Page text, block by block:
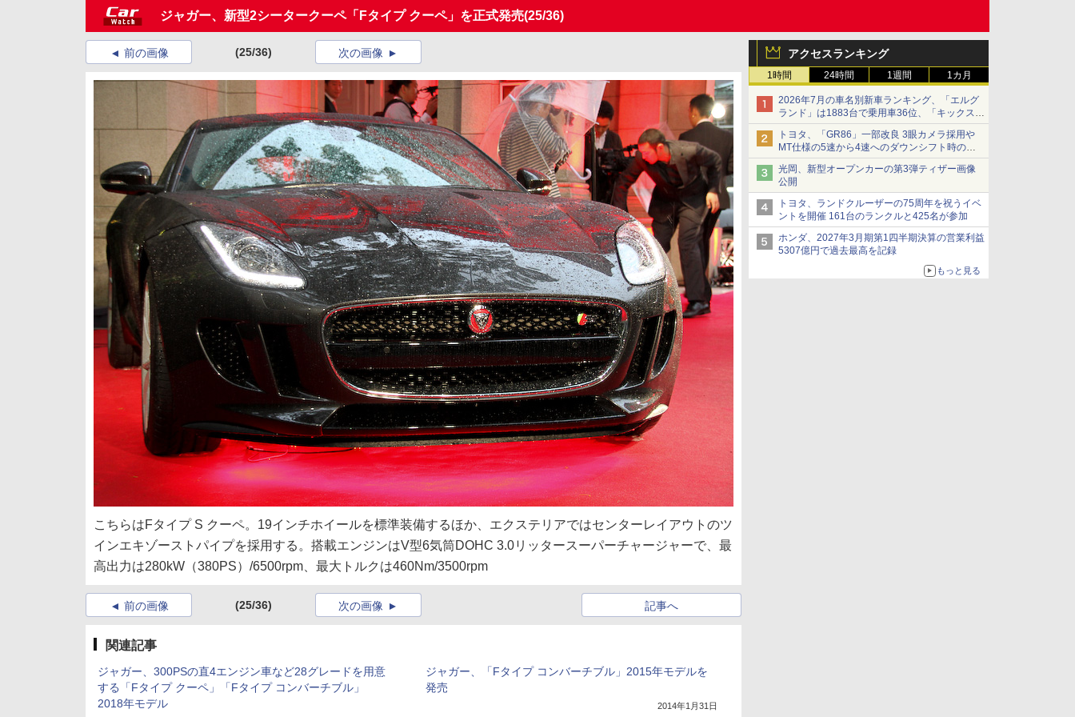
ジャガー、新型2シータークーペ「Fタイプ クーペ」を正式発売(25/36)
アクセスランキング
1時間 24時間 1週間 1カ月
2026年7月の車名別新車ランキング、「エルグ
ランド」は1883台で乗用車36位、「キックス」
は2591台で27位に
トヨタ、「GR86」一部改良 3眼カメラ採用や
MT仕様の5速から4速へのダウンシフト時の操
作性向上など
光岡、新型オープンカーの第3弾ティザー画像
公開
トヨタ、ランドクルーザーの75周年を祝うイベ
ントを開催 161台のランクルと425名が参加
ホンダ、2027年3月期第1四半期決算の営業利益
5307億円で過去最高を記録
もっと見る
前の画像 (25/36) 次の画像
こちらはFタイプ S クーペ。19インチホイールを標準装備するほか、エクステリアではセンターレイアウトのツ
インエキゾーストパイプを採用する。搭載エンジンはV型6気筒DOHC 3.0リッタースーパーチャージャーで、最
高出力は280kW（380PS）/6500rpm、最大トルクは460Nm/3500rpm
前の画像 (25/36) 次の画像 記事へ
関連記事
ジャガー、300PSの直4エンジン車など28グレードを用意
する「Fタイプ クーペ」「Fタイプ コンバーチブル」
2018年モデル
ジャガー、「Fタイプ コンバーチブル」2015年モデルを
発売
2014年1月31日